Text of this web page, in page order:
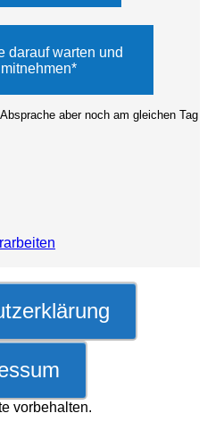
darauf warten und
aber noch am gleichen Tag
vorbehalten.